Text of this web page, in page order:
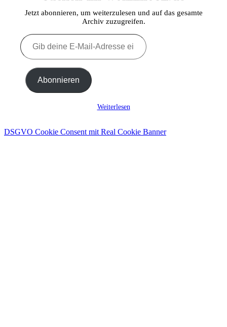
Jetzt abonnieren, um weiterzulesen und auf das gesamte
Archiv zuzugreifen.
Gib
deine
E-
Adresse
ein ... Abonnieren
Weiterlesen
DSGVO Cookie Consent mit Real Cookie Banner